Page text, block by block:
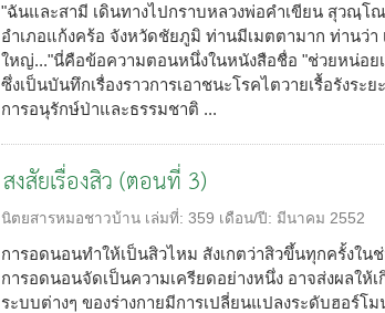
"ฉันและสามี เดินทางไปกราบหลวงพ่อคำเขียน สุวณฺโ
อำเภอแก้งคร้อ จังหวัดชัยภูมิ ท่านมีเมตตามาก ท่านว่า
ใหญ่..."นี่คือข้อความตอนหนึ่งในหนังสือชื่อ "ช่วยหน่อย
ซึ่งเป็นบันทึกเรื่องราวการเอาชนะโรคไตวายเรื้อรังร
การอนุรักษ์ป่าและธรรมชาติ ...
สงสัยเรื่องสิว (ตอนที่ 3)
นิตยสารหมอชาวบ้าน เล่มที่: 359 เดือน/ปี: มีนาคม 2552
การอดนอนทำให้เป็นสิวไหม สังเกตว่าสิวขึ้นทุกครั้งใน
การอดนอนจัดเป็นความเครียดอย่างหนึ่ง อาจส่งผลให้
ระบบต่างๆ ของร่างกายมีการเปลี่ยนแปลงระดับฮอร์โม